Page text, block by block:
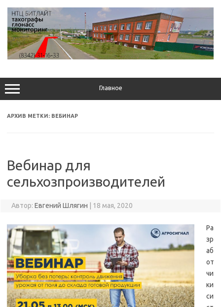
содержимому
Главное
АРХИВ МЕТКИ: ВЕБИНАР
Вебинар для
сельхозпроизводителей
Автор: Евгений Шлягин 18 мая, 2020
Ра
зр
аб
от
чи
ки
си